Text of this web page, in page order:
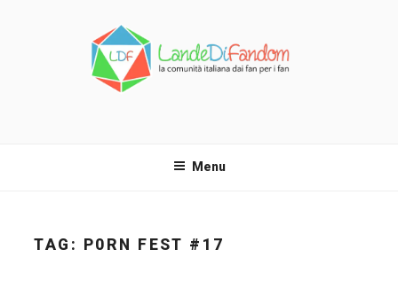
Menu
TAG: P0RN FEST #17